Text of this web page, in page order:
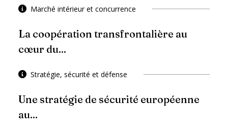
Marché intérieur et concurrence
La coopération transfrontalière au
cœur du...
Stratégie, sécurité et défense
Une stratégie de sécurité européenne
au...